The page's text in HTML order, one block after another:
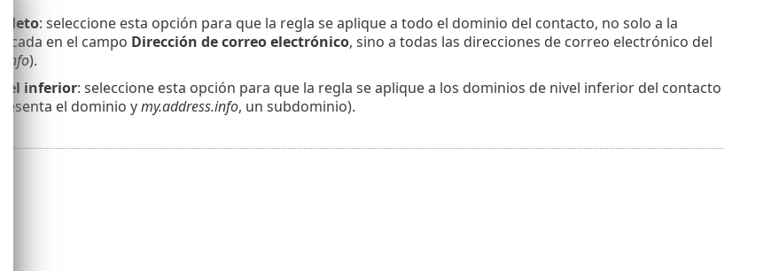
: seleccione esta opción para que la regla se aplique a todo el dominio del contacto, no solo a la
en el campo Dirección de correo electrónico, sino a todas las direcciones de correo electrónico del
).
inferior: seleccione esta opción para que la regla se aplique a los dominios de nivel inferior del contacto
el dominio ymy.address.info, un subdominio).